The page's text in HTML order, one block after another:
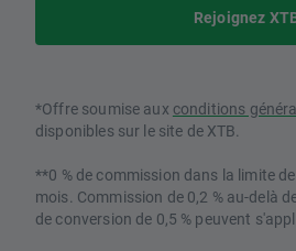
Rejoignez
*Offre soumise aux conditions
disponibles sur le site de XTB.
**0 % de commission dans la limite
mois. Commission de 0,2 % au-delà
de conversion de 0,5 % peuvent